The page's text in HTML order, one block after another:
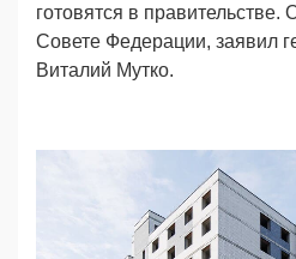
готовятся в правительстве.
Совете Федерации, заявил
Виталий Мутко.